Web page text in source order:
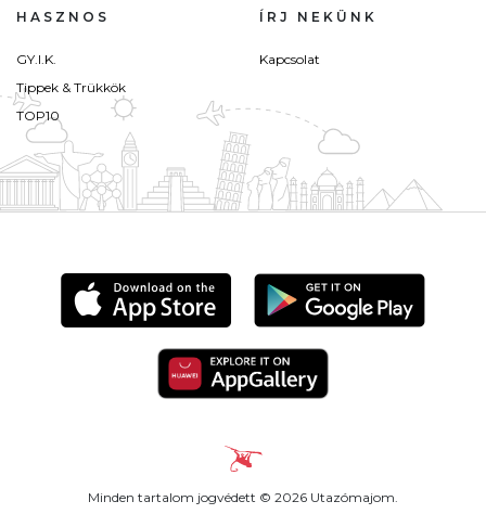
HASZNOS
GY.I.K.
Tippek & Trükkök
TOP10
ÍRJ NEKÜNK
Kapcsolat
Minden tartalom jogvédett © 2026 Utazómajom.